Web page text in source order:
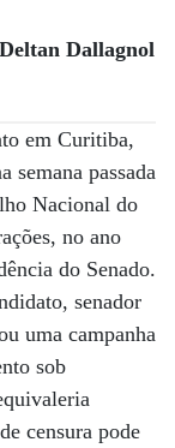
Dallagnol
em Curitiba,
semana passada
Nacional do
no ano
do Senado.
senador
uma campanha
sob
censura pode